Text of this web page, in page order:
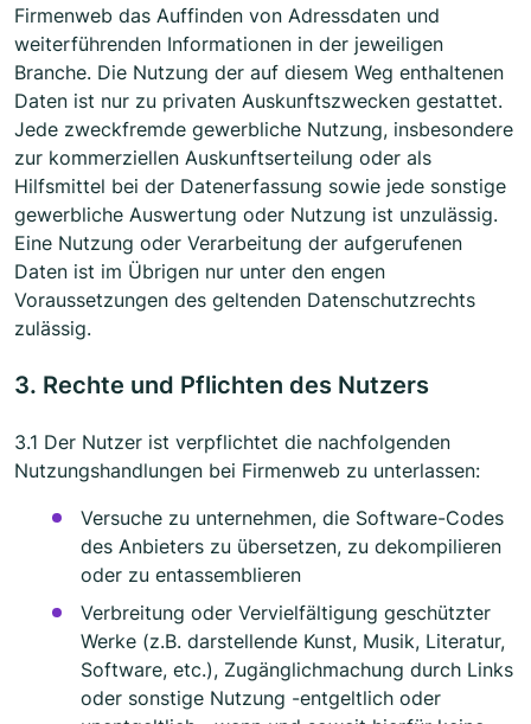
Firmenweb das Auffinden von Adressdaten und
weiterführenden Informationen in der jeweiligen
Branche. Die Nutzung der auf diesem Weg enthaltenen
Daten ist nur zu privaten Auskunftszwecken gestattet.
Jede zweckfremde gewerbliche Nutzung, insbesondere
zur kommerziellen Auskunftserteilung oder als
Hilfsmittel bei der Datenerfassung sowie jede sonstige
gewerbliche Auswertung oder Nutzung ist unzulässig.
Eine Nutzung oder Verarbeitung der aufgerufenen
Daten ist im Übrigen nur unter den engen
Voraussetzungen des geltenden Datenschutzrechts
zulässig.
3. Rechte und Pflichten des Nutzers
3.1 Der Nutzer ist verpflichtet die nachfolgenden
Nutzungshandlungen bei Firmenweb zu unterlassen:
Versuche zu unternehmen, die Software-Codes
des Anbieters zu übersetzen, zu dekompilieren
oder zu entassemblieren
Verbreitung oder Vervielfältigung geschützter
Werke (z.B. darstellende Kunst, Musik, Literatur,
Software, etc.), Zugänglichmachung durch Links
oder sonstige Nutzung -entgeltlich oder